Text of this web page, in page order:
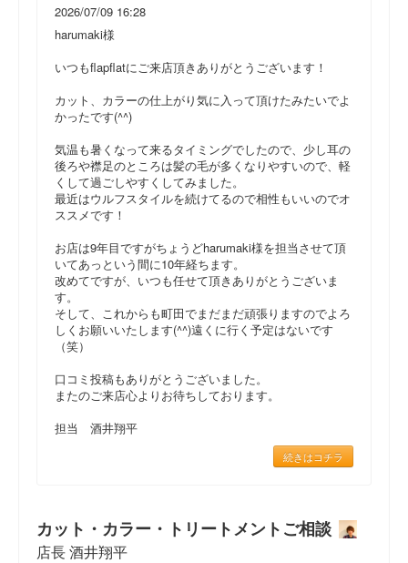
2026/07/09 16:28
harumaki様
いつもflapflatにご来店頂きありがとうございます！
カット、カラーの仕上がり気に入って頂けたみたいでよ
かったです(^^)
気温も暑くなって来るタイミングでしたので、少し耳の
後ろや襟足のところは髪の毛が多くなりやすいので、軽
くして過ごしやすくしてみました。
最近はウルフスタイルを続けてるので相性もいいのでオ
ススメです！
お店は9年目ですがちょうどharumaki様を担当させて頂
いてあっという間に10年経ちます。
改めてですが、いつも任せて頂きありがとうございま
す。
そして、これからも町田でまだまだ頑張りますのでよろ
しくお願いいたします(^^)遠くに行く予定はないです
（笑）
口コミ投稿もありがとうございました。
またのご来店心よりお待ちしております。
担当 酒井翔平
続きはコチラ
カット・カラー・トリートメントご相談
店長 酒井翔平